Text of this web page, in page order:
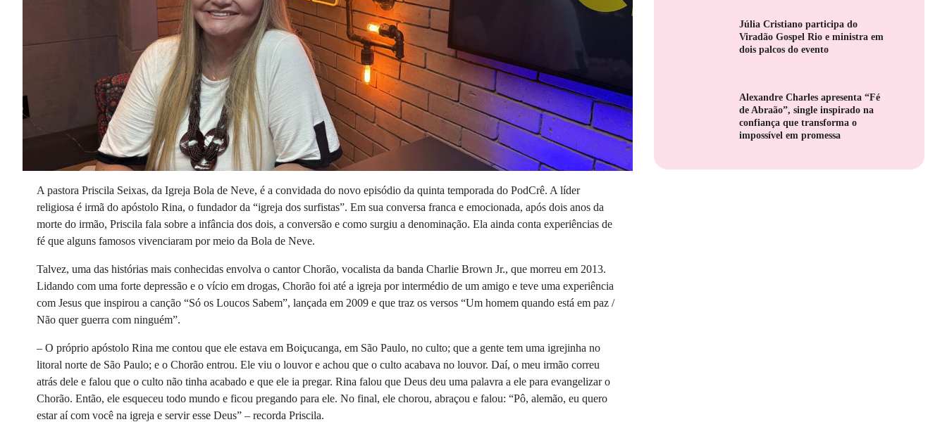
A pastora Priscila Seixas, da Igreja Bola de Neve, é a convidada do novo episódio da quinta temporada do PodCrê. A líder
religiosa é irmã do apóstolo Rina, o fundador da “igreja dos surfistas”. Em sua conversa franca e emocionada, após dois anos da
morte do irmão, Priscila fala sobre a infância dos dois, a conversão e como surgiu a denominação. Ela ainda conta experiências de
fé que alguns famosos vivenciaram por meio da Bola de Neve.
Talvez, uma das histórias mais conhecidas envolva o cantor Chorão, vocalista da banda Charlie Brown Jr., que morreu em 2013.
Lidando com uma forte depressão e o vício em drogas, Chorão foi até a igreja por intermédio de um amigo e teve uma experiência
com Jesus que inspirou a canção “Só os Loucos Sabem”, lançada em 2009 e que traz os versos “Um homem quando está em paz /
Não quer guerra com ninguém”.
– O próprio apóstolo Rina me contou que ele estava em Boiçucanga, em São Paulo, no culto; que a gente tem uma igrejinha no
litoral norte de São Paulo; e o Chorão entrou. Ele viu o louvor e achou que o culto acabava no louvor. Daí, o meu irmão correu
atrás dele e falou que o culto não tinha acabado e que ele ia pregar. Rina falou que Deus deu uma palavra a ele para evangelizar o
Chorão. Então, ele esqueceu todo mundo e ficou pregando para ele. No final, ele chorou, abraçou e falou: “Pô, alemão, eu quero
estar aí com você na igreja e servir esse Deus” – recorda Priscila.
Júlia Cristiano participa do
Viradão Gospel Rio e ministra em
dois palcos do evento
Alexandre Charles apresenta “Fé
de Abraão”, single inspirado na
confiança que transforma o
impossível em promessa